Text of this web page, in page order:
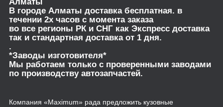
Алматы
В городе Алматы доставка бесплатная. в
течении 2х часов с момента заказа
во все регионы РК и СНГ как Экспресс доставка
так и стандартная доставка от 1 дня.
.
*Заводы изготовителя*
Мы работаем только с проверенными заводами
по производству автозапчастей.
Компания «Maximum» рада предложить кузовные